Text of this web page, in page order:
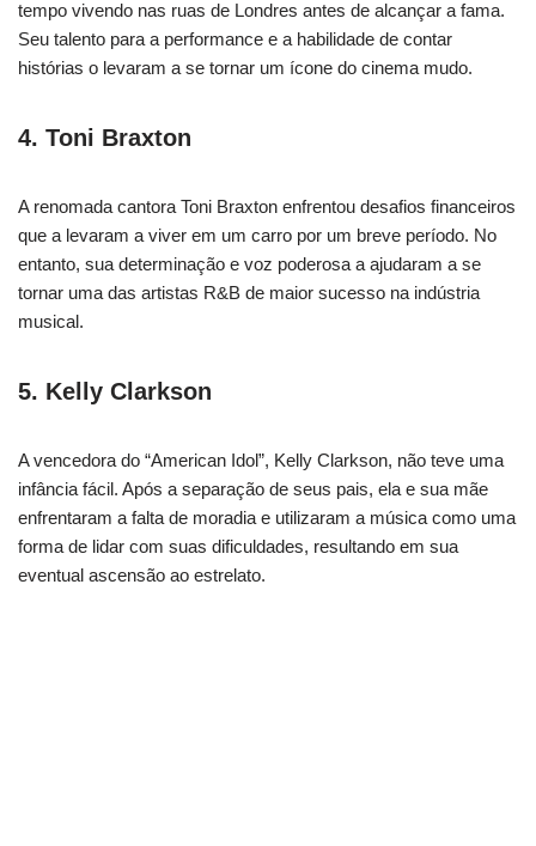
tempo vivendo nas ruas de Londres antes de alcançar a fama.
Seu talento para a performance e a habilidade de contar
histórias o levaram a se tornar um ícone do cinema mudo.
4. Toni Braxton
A renomada cantora Toni Braxton enfrentou desafios financeiros
que a levaram a viver em um carro por um breve período. No
entanto, sua determinação e voz poderosa a ajudaram a se
tornar uma das artistas R&B de maior sucesso na indústria
musical.
5. Kelly Clarkson
A vencedora do “American Idol”, Kelly Clarkson, não teve uma
infância fácil. Após a separação de seus pais, ela e sua mãe
enfrentaram a falta de moradia e utilizaram a música como uma
forma de lidar com suas dificuldades, resultando em sua
eventual ascensão ao estrelato.